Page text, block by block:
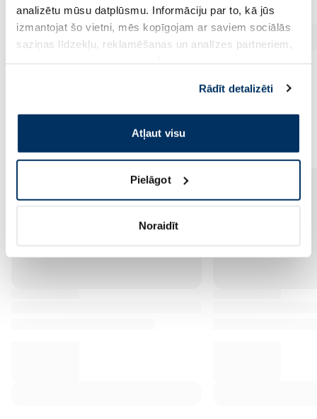
analizētu mūsu datplūsmu. Informāciju par to, kā jūs
izmantojat šo vietni, mēs kopīgojam ar saviem sociālās
saziņas līdzekļu, reklamēšanas un analīzes partneriem,
pakalpojumus. Ja piekrītat šo papildu sīkdatņu
izmantošanai, lūdzu, atzīmējiet savu izvēli:
Rādīt detalizēti
Atļaut visu
Pielāgot
Noraidīt